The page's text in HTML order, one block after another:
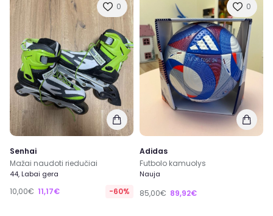
0
Senhai
Mažai naudoti riedučiai
44, Labai gera
10,00€ 11,17€ -60%
0
Adidas
Futbolo kamuolys
Nauja
85,00€ 89,92€